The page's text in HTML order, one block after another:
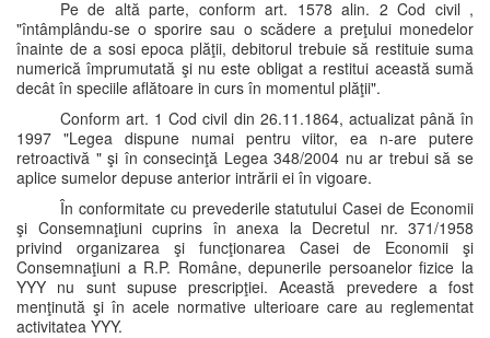
Pe de altă parte, conform art. 1578 alin. 2 Cod civil ,
"întâmplându-se o sporire sau o scădere a preţului monedelor
înainte de a sosi epoca plăţii, debitorul trebuie să restituie suma
numerică împrumutată şi nu este obligat a restitui această sumă
decât în speciile aflătoare in curs în momentul plăţii".
Conform art. 1 Cod civil din 26.11.1864, actualizat până în
1997 "Legea dispune numai pentru viitor, ea n-are putere
retroactivă " şi în consecinţă Legea 348/2004 nu ar trebui să se
aplice sumelor depuse anterior intrării ei în vigoare.
În conformitate cu prevederile statutului Casei de Economii
şi Consemnaţiuni cuprins în anexa la Decretul nr. 371/1958
privind organizarea şi funcţionarea Casei de Economii şi
Consemnaţiuni a R.P. Române, depunerile persoanelor fizice la
YYY nu sunt supuse prescripţiei. Această prevedere a fost
menţinută şi în acele normative ulterioare care au reglementat
activitatea YYY.